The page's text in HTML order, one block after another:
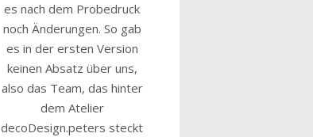
es nach dem Probedruck
noch Änderungen. So gab
es in der ersten Version
keinen Absatz über uns,
also das Team, das hinter
dem Atelier
decoDesign.peters steckt